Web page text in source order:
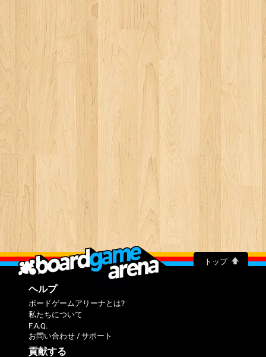
トップ
ヘルプ
ボードゲームアリーナとは?
私たちについて
F.A.Q.
お問い合わせ / サポート
貢献する